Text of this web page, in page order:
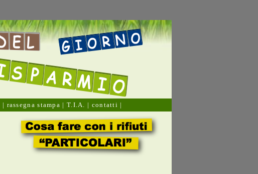
| rassegna stampa | T.I.A. | contatti |